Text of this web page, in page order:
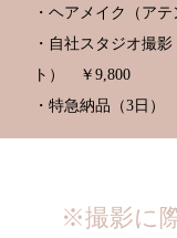
・ヘアメイク（ア
・自社スタジオ撮
ト） ￥9,800
・特急納品（3日）
※撮影に